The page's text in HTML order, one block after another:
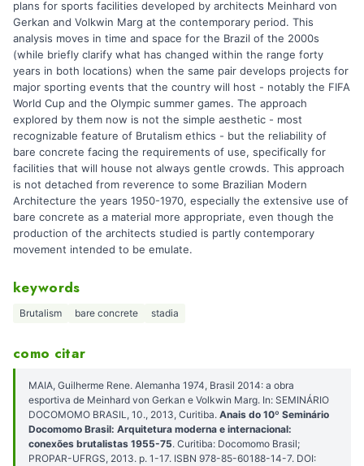
plans for sports facilities developed by architects Meinhard von
Gerkan and Volkwin Marg at the contemporary period. This
analysis moves in time and space for the Brazil of the 2000s
(while briefly clarify what has changed within the range forty
years in both locations) when the same pair develops projects for
major sporting events that the country will host - notably the FIFA
World Cup and the Olympic summer games. The approach
explored by them now is not the simple aesthetic - most
recognizable feature of Brutalism ethics - but the reliability of
bare concrete facing the requirements of use, specifically for
facilities that will house not always gentle crowds. This approach
is not detached from reverence to some Brazilian Modern
Architecture the years 1950-1970, especially the extensive use of
bare concrete as a material more appropriate, even though the
production of the architects studied is partly contemporary
movement intended to be emulate.
keywords
Brutalism bare concrete stadia
como citar
MAIA, Guilherme Rene. Alemanha 1974, Brasil 2014: a obra
esportiva de Meinhard von Gerkan e Volkwin Marg. In: SEMINÁRIO
DOCOMOMO BRASIL, 10., 2013, Curitiba. Anais do 10º Seminário
Docomomo Brasil: Arquitetura moderna e internacional:
conexões brutalistas 1955-75. Curitiba: Docomomo Brasil;
PROPAR-UFRGS, 2013. p. 1-17. ISBN 978-85-60188-14-7. DOI: